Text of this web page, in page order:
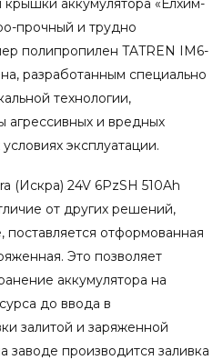
прочный и трудно
полипропилен TATREN IM6-
разработанным специально
технологии,
и вредных
эксплуатации.
(Искра) 24V 6PzSH 510Ah
от других решений,
отформованная
Это позволяет
аккумулятора на
до ввода в
залитой и заряженной
заводе производится заливка